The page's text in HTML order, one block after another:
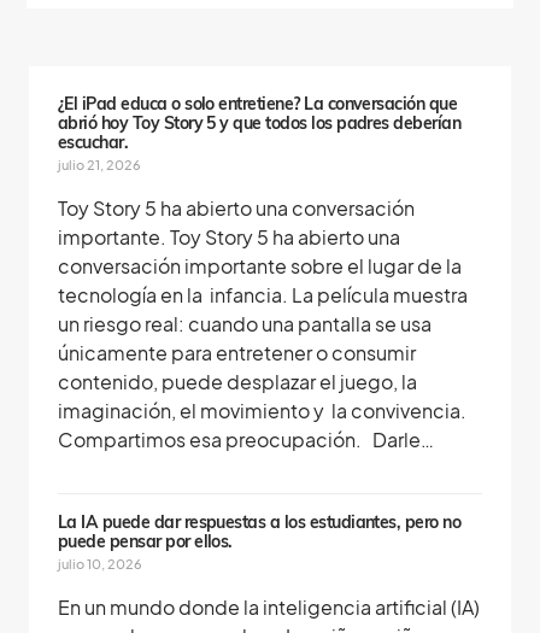
¿El iPad educa o solo entretiene? La conversación que
abrió hoy Toy Story 5 y que todos los padres deberían
escuchar.
julio 21, 2026
Toy Story 5 ha abierto una conversación
importante. Toy Story 5 ha abierto una
conversación importante sobre el lugar de la
tecnología en la infancia. La película muestra
un riesgo real: cuando una pantalla se usa
únicamente para entretener o consumir
contenido, puede desplazar el juego, la
imaginación, el movimiento y la convivencia.
Compartimos esa preocupación. Darle…
La IA puede dar respuestas a los estudiantes, pero no
puede pensar por ellos.
julio 10, 2026
En un mundo donde la inteligencia artificial (IA)